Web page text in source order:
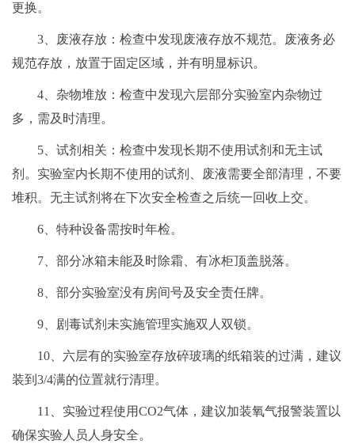
更换。
3、废液存放：检查中发现废液存放不规范。废液务必
规范存放，放置于固定区域，并有明显标识。
4、杂物堆放：检查中发现六层部分实验室内杂物过
多，需及时清理。
5、试剂相关：检查中发现长期不使用试剂和无主试
剂。实验室内长期不使用的试剂、废液需要全部清理，不要
堆积。无主试剂将在下次安全检查之后统一回收上交。
6、特种设备需按时年检。
7、部分冰箱未能及时除霜、有冰柜顶盖脱落。
8、部分实验室没有房间号及安全责任牌。
9、剧毒试剂未实施管理实施双人双锁。
10、六层有的实验室存放碎玻璃的纸箱装的过满，建议
装到3/4满的位置就行清理。
11、实验过程使用CO2气体，建议加装氧气报警装置以
确保实验人员人身安全。